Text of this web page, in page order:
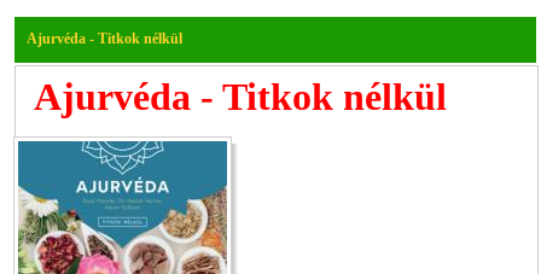
Ajurvéda - Titkok nélkül
Ajurvéda - Titkok nélkül